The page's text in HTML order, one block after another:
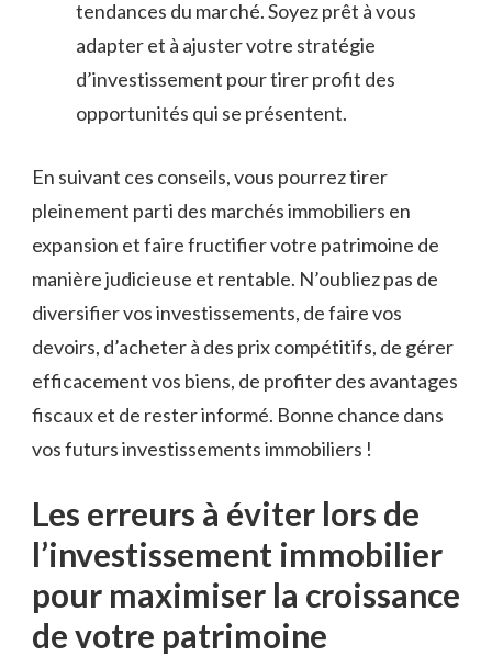
tendances du marché. Soyez prêt à vous
adapter ⁢et à ajuster votre stratégie
d’investissement⁢ pour tirer ‌profit des
⁣opportunités qui⁤ se présentent.
En suivant⁤ ces ‌conseils, vous pourrez ⁤tirer
pleinement ‍parti des⁤ marchés ‌immobiliers en
expansion‍ et faire fructifier votre patrimoine de
manière judicieuse et rentable.⁣ N’oubliez pas de
‌diversifier vos⁣ investissements, de ​faire vos
devoirs,‍ d’acheter à des prix compétitifs, de ⁢gérer
efficacement vos biens, ⁣de profiter des​ avantages
fiscaux et de rester informé.​ Bonne chance dans​
vos ​futurs investissements immobiliers !
Les erreurs à éviter lors de‌
l’investissement immobilier
pour maximiser⁤ la ​croissance
de votre patrimoine